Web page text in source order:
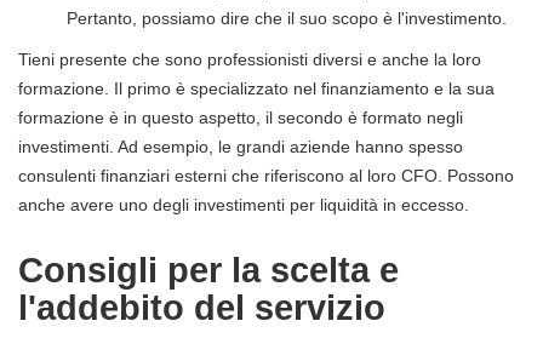
Pertanto, possiamo dire che il suo scopo è l'investimento.
Tieni presente che sono professionisti diversi e anche la loro
formazione. Il primo è specializzato nel finanziamento e la sua
formazione è in questo aspetto, il secondo è formato negli
investimenti. Ad esempio, le grandi aziende hanno spesso
consulenti finanziari esterni che riferiscono al loro CFO. Possono
anche avere uno degli investimenti per liquidità in eccesso.
Consigli per la scelta e
l'addebito del servizio